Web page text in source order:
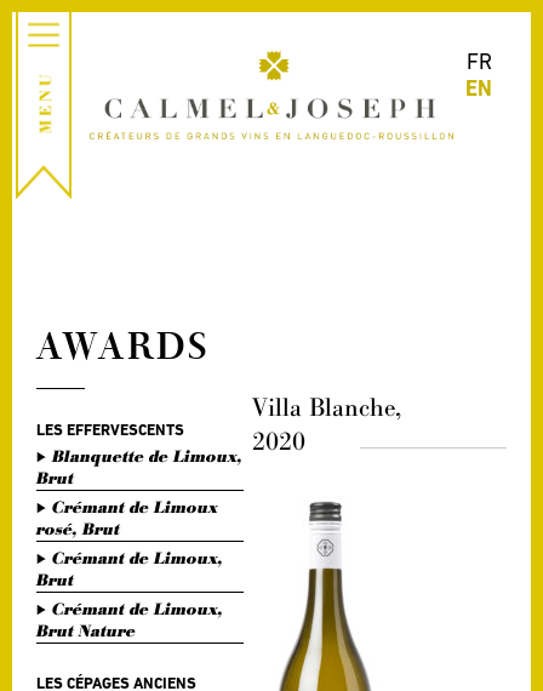
FR
EN
AWARDS
LES EFFERVESCENTS
Blanquette de Limoux,
Brut
Crémant de Limoux
rosé, Brut
Crémant de Limoux,
Brut
Crémant de Limoux,
Brut Nature
LES CÉPAGES ANCIENS
Villa Blanche,
2020